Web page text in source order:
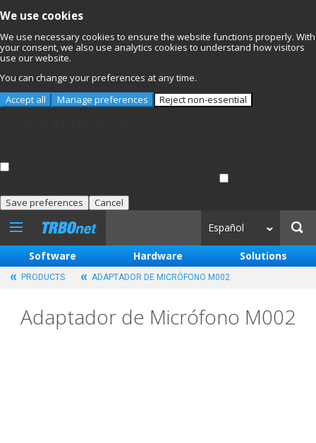
We use cookies
We use necessary cookies to ensure the website functions properly. With
your consent, we also use analytics cookies to understand how visitors
use our website.
You can change your preferences at any time.
Accept all
Manage preferences Reject non-essential
Save preferences
Cancel
Español
Software Hardware Solutions
PRODUCTS ADAPTADOR DE MICRÓFONO M002
Adaptador de Micrófono M002